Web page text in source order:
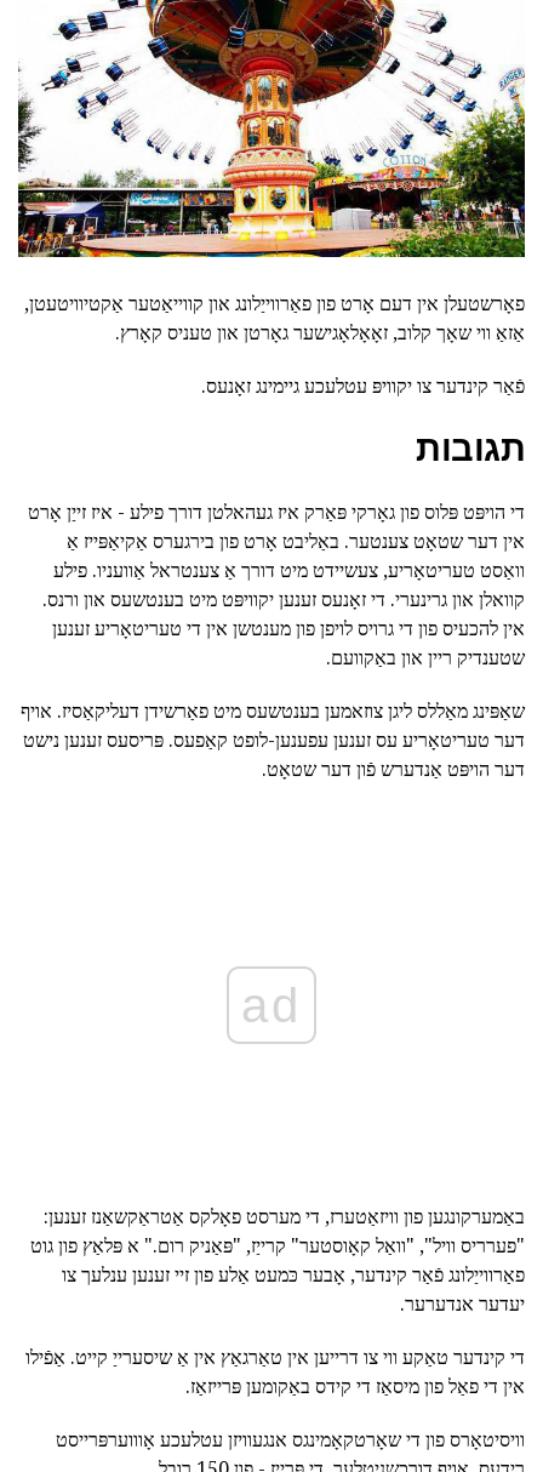
פאָרשטעלן אין דעם אָרט פון פאַרווייַלונג און קווייאַטער אַקטיוויטעטן,
אַזאַ ווי שאָך קלוב, זאָאָלאָגישער גאָרטן און טעניס קאָרץ.
פֿאַר קינדער צו יקוויפּ עטלעכע גיימינג זאָנעס.
תגובות
די הויפּט פּלוס פון גאָרקי פּאַרק איז געהאלטן דורך פילע - איז זייַן אָרט
אין דער שטאָט צענטער. באַליבט אָרט פון בירגערס אַקיאַפּייז אַ
וואַסט טעריטאָריע, צעשיידט מיט דורך אַ צענטראל אַוועניו. פילע
קוואלן און גרינערי. די זאָנעס זענען יקוויפּט מיט בענטשעס און ורנס.
אין להכעיס פון די גרויס לויפן פון מענטשן אין די טעריטאָריע זענען
שטענדיק ריין און באַקוועם.
שאַפּינג מאַללס ליגן צוזאמען בענטשעס מיט פאַרשידן דעליקאַסיז. אויף
דער טעריטאָריע עס זענען עפענען-לופט קאַפעס. פּריסעס זענען נישט
דער הויפּט אַנדערש פֿון דער שטאָט.
ad
באַמערקונגען פון וויזאַטערז, די מערסט פאָלקס אַטראַקשאַנז זענען:
"פערריס וויל", "וואַל קאָוסטער" קרייַז, "פּאַניק רום." א פּלאַץ פון גוט
פאַרווייַלונג פֿאַר קינדער, אָבער כּמעט אַלע פון זיי זענען ענלעך צו
יעדער אנדערער.
די קינדער טאַקע ווי צו דרייען אין טאַרגאַץ אין אַ שיסערייַ קייט. אַפֿילו
אין די פאַל פון מיסאַז די קידס באַקומען פּרייזאַז.
וויסיטאָרס פון די שאָרטקאָמינגס אנגעוויזן עטלעכע אָוווערפּרייסט